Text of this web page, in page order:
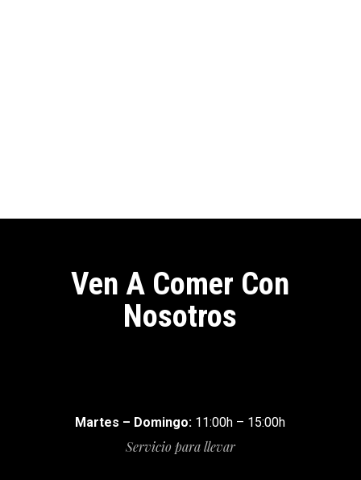
Ven A Comer Con
Nosotros
Martes – Domingo: 11:00h – 15:00h
Servicio para llevar